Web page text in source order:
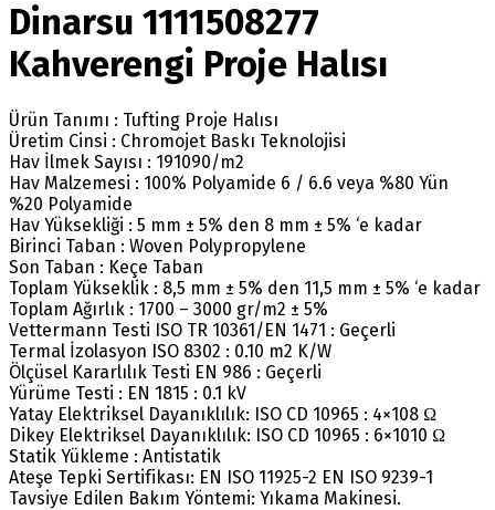
Dinarsu 1111508277
Kahverengi Proje Halısı
Ürün Tanımı : Tufting Proje Halısı
Üretim Cinsi : Chromojet Baskı Teknolojisi
Hav İlmek Sayısı : 191090/m2
Hav Malzemesi : 100% Polyamide 6 / 6.6 veya %80 Yün
%20 Polyamide
Hav Yüksekliği : 5 mm ± 5% den 8 mm ± 5% ‘e kadar
Birinci Taban : Woven Polypropylene
Son Taban : Keçe Taban
Toplam Yükseklik : 8,5 mm ± 5% den 11,5 mm ± 5% ‘e kadar
Toplam Ağırlık : 1700 – 3000 gr/m2 ± 5%
Vettermann Testi ISO TR 10361/EN 1471 : Geçerli
Termal İzolasyon ISO 8302 : 0.10 m2 K/W
Ölçüsel Kararlılık Testi EN 986 : Geçerli
Yürüme Testi : EN 1815 : 0.1 kV
Yatay Elektriksel Dayanıklılık: ISO CD 10965 : 4×108 Ω
Dikey Elektriksel Dayanıklılık: ISO CD 10965 : 6×1010 Ω
Statik Yükleme : Antistatik
Ateşe Tepki Sertifikası: EN ISO 11925-2 EN ISO 9239-1
Tavsiye Edilen Bakım Yöntemi: Yıkama Makinesi.